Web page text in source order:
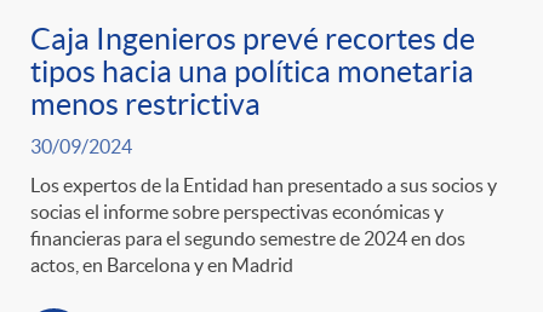
Caja Ingenieros prevé recortes de
tipos hacia una política monetaria
menos restrictiva
30/09/2024
Los expertos de la Entidad han presentado a sus socios y
socias el informe sobre perspectivas económicas y
financieras para el segundo semestre de 2024 en dos
actos, en Barcelona y en Madrid